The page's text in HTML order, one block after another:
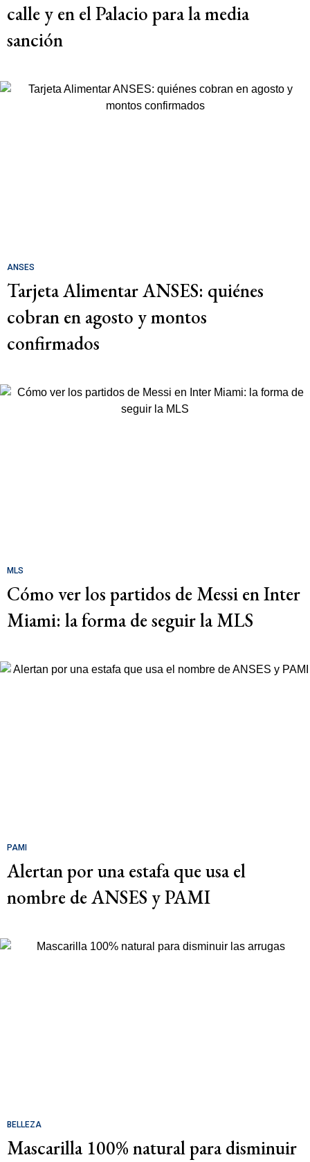
calle y en el Palacio para la media
sanción
ANSES
Tarjeta Alimentar ANSES: quiénes
cobran en agosto y montos
confirmados
MLS
Cómo ver los partidos de Messi en Inter
Miami: la forma de seguir la MLS
PAMI
Alertan por una estafa que usa el
nombre de ANSES y PAMI
BELLEZA
Mascarilla 100% natural para disminuir